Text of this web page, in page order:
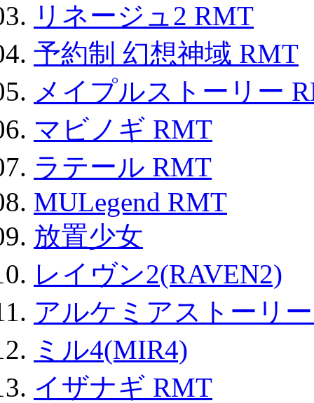
リネージュ2 RMT
予約制 幻想神域 RMT
メイプルストーリー
マビノギ RMT
ラテール RMT
MULegend RMT
放置少女
レイヴン2(RAVEN2)
アルケミアストーリ
ミル4(MIR4)
イザナギ RMT